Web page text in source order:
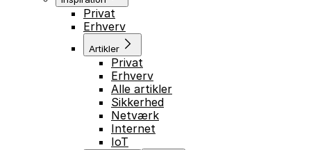
Privat
Erhverv
Artikler
Privat
Erhverv
Alle artikler
Sikkerhed
Netværk
Internet
IoT